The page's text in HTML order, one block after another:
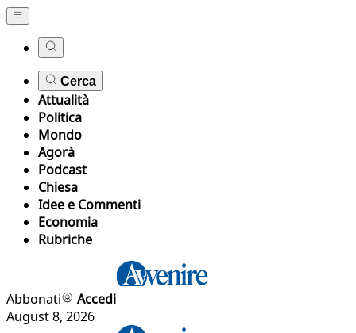
Cerca
Attualità
Politica
Mondo
Agorà
Podcast
Chiesa
Idee e Commenti
Economia
Rubriche
Abbonati
Accedi
August 8, 2026